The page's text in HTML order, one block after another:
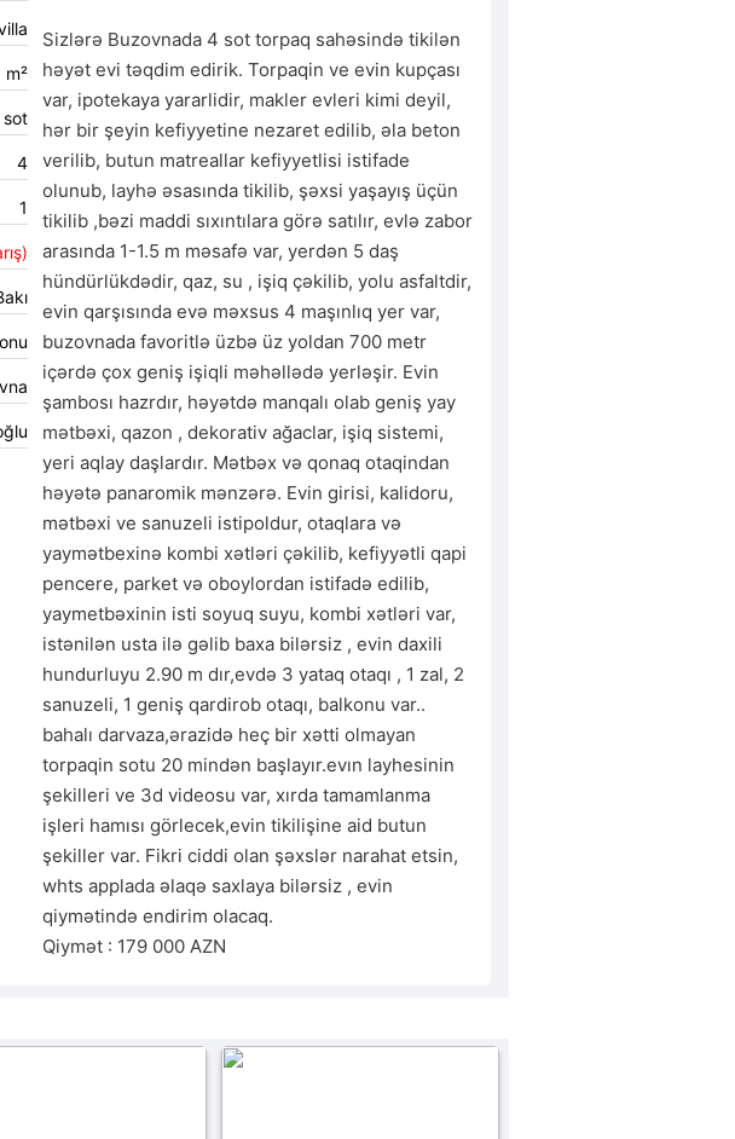
m²
sot
4
1
Sizlərə Buzovnada 4 sot torpaq sahəsində tikilən
həyət evi təqdim edirik. Torpaqin ve evin kupçası
var, ipotekaya yararlidir, makler evleri kimi deyil,
hər bir şeyin kefiyyetine nezaret edilib, əla beton
verilib, butun matreallar kefiyyetlisi istifade
olunub, layhə əsasında tikilib, şəxsi yaşayış üçün
tikilib ,bəzi maddi sıxıntılara görə satılır, evlə zabor
arasında 1-1.5 m məsafə var, yerdən 5 daş
hündürlükdədir, qaz, su , işiq çəkilib, yolu asfaltdir,
evin qarşısında evə məxsus 4 maşınlıq yer var,
buzovnada favoritlə üzbə üz yoldan 700 metr
içərdə çox geniş işiqli məhəllədə yerləşir. Evin
şambosı hazrdır, həyətdə manqalı olab geniş yay
mətbəxi, qazon , dekorativ ağaclar, işiq sistemi,
yeri aqlay daşlardır. Mətbəx və qonaq otaqindan
həyətə panaromik mənzərə. Evin girisi, kalidoru,
mətbəxi ve sanuzeli istipoldur, otaqlara və
yaymətbexinə kombi xətləri çəkilib, kefiyyətli qapi
pencere, parket və oboylordan istifadə edilib,
yaymetbəxinin isti soyuq suyu, kombi xətləri var,
istənilən usta ilə gəlib baxa bilərsiz , evin daxili
hundurluyu 2.90 m dır,evdə 3 yataq otaqı , 1 zal, 2
sanuzeli, 1 geniş qardirob otaqı, balkonu var..
bahalı darvaza,ərazidə heç bir xətti olmayan
torpaqin sotu 20 mindən başlayır.evın layhesinin
şekilleri ve 3d videosu var, xırda tamamlanma
işleri hamısı görlecek,evin tikilişine aid butun
şekiller var. Fikri ciddi olan şəxslər narahat etsin,
whts applada əlaqə saxlaya bilərsiz , evin
qiymətində endirim olacaq.
Qiymət : 179 000 AZN